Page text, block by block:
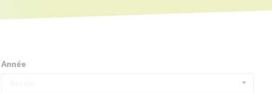
Année